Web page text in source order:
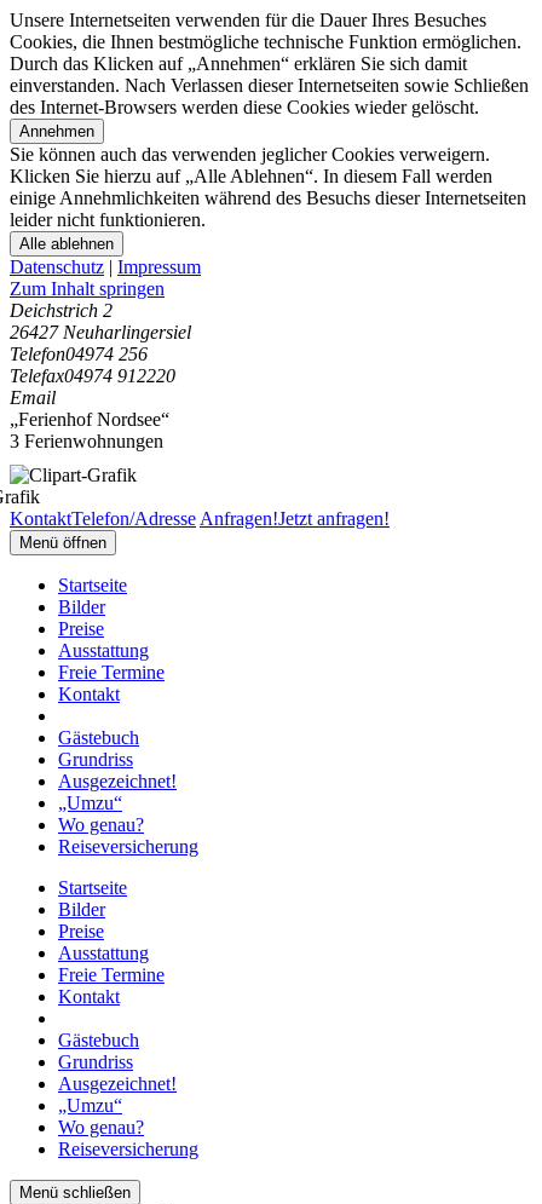
Unsere Internetseiten verwenden für die Dauer Ihres Besuches
Cookies, die Ihnen bestmögliche technische Funktion ermöglichen.
Durch das Klicken auf „Annehmen“ erklären Sie sich damit
einverstanden. Nach Verlassen dieser Internetseiten sowie Schließen
des Internet-Browsers werden diese Cookies wieder gelöscht.
Annehmen
Sie können auch das verwenden jeglicher Cookies verweigern.
Klicken Sie hierzu auf „Alle Ablehnen“. In diesem Fall werden
einige Annehmlichkeiten während des Besuchs dieser Internetseiten
leider nicht funktionieren.
Alle ablehnen
Datenschutz | Impressum
Zum Inhalt springen
Deichstrich 2
26427 Neuharlingersiel
Telefon04974 256
Telefax04974 912220
Email
„Ferienhof Nordsee“
3 Ferienwohnungen
KontaktTelefon/Adresse Anfragen!Jetzt anfragen!
Menü öffnen
Startseite
Bilder
Preise
Ausstattung
Freie Termine
Kontakt
Gästebuch
Grundriss
Ausgezeichnet!
„Umzu“
Wo genau?
Reiseversicherung
Startseite
Bilder
Preise
Ausstattung
Freie Termine
Kontakt
Gästebuch
Grundriss
Ausgezeichnet!
„Umzu“
Wo genau?
Reiseversicherung
Menü schließen